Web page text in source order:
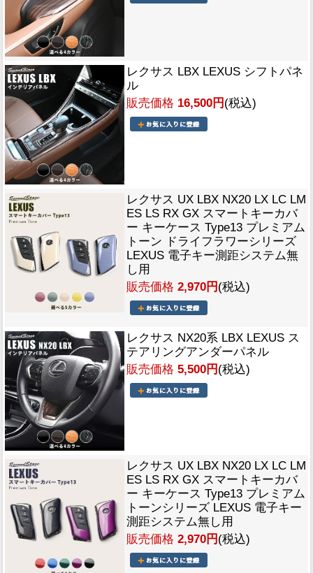
レクサス LBX LEXUS シフトパネ
ル
販売価格 16,500円 (税込)
レクサス UX LBX NX20 LX LC LM
ES LS RX GX スマートキーカバ
ー キーケース Type13 プレミアム
トーン ドライフラワーシリーズ
LEXUS 電子キー測距システム無
し用
販売価格 2,970円 (税込)
レクサス NX20系 LBX LEXUS ス
テアリングアンダーパネル
販売価格 5,500円 (税込)
レクサス UX LBX NX20 LX LC LM
ES LS RX GX スマートキーカバ
ー キーケース Type13 プレミアム
トーンシリーズ LEXUS 電子キー
測距システム無し用
販売価格 2,970円 (税込)